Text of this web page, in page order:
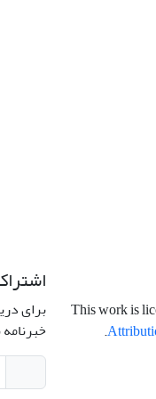
This work is
.
برای